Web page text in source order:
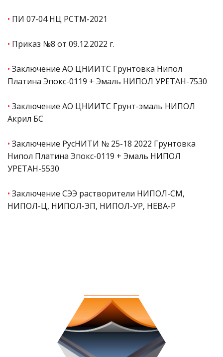
• ПИ 07-04 НЦ РСТМ-2021
• Приказ №8 от 09.12.2022 г.
• Заключение АО ЦНИИТС Грунтовка Нипол
Платина Эпокс-0119 + Эмаль НИПОЛ УРЕТАН-7530
• Заключение АО ЦНИИТС Грунт-эмаль НИПОЛ
Акрил БС
• Заключение РусНИТИ № 25-18 2022 Грунтовка
Нипол Платина Эпокс-0119 + Эмаль НИПОЛ
УРЕТАН-5530
• Заключение СЭЭ растворители НИПОЛ-СМ,
НИПОЛ-Ц, НИПОЛ-ЭП, НИПОЛ-УР, НЕВА-Р